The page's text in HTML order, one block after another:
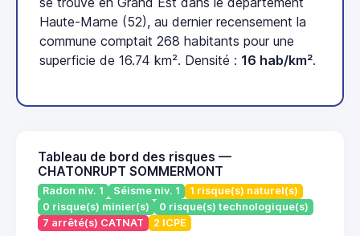
Haute-Marne (52), au dernier recensement la
commune comptait 268 habitants pour une
superficie de 16.74 km². Densité : 16 hab/km².
Tableau de bord des risques —
CHATONRUPT SOMMERMONT
Radon niv. 1 Séisme niv. 1
1 risque(s) naturel(s)
0 risque(s) minier(s)
0 risque(s) technologique(s)
7 arrêté(s) CATNAT
2 ICPE